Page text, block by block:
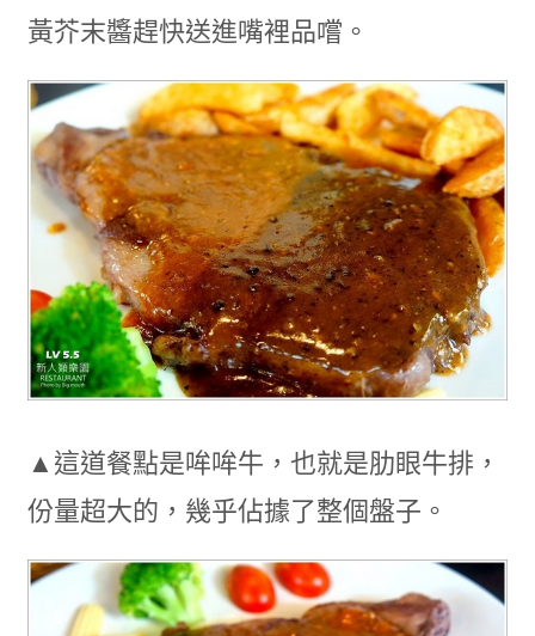
黃芥末醬趕快送進嘴裡品嚐。
▲這道餐點是哞哞牛，也就是肋眼牛排，
份量超大的，幾乎佔據了整個盤子。